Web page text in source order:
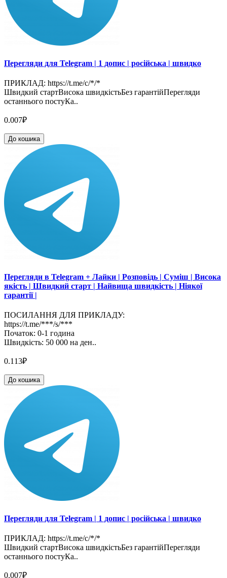
Перегляди для Telegram | 1 допис | російська | швидко
ПРИКЛАД: https://t.me/c/*/*
Швидкий стартВисока швидкістьБез гарантійПерегляди
останнього постуКа..
0.007₽
До кошика
Перегляди в Telegram + Лайки | Розповідь | Суміш | Висока
якість | Швидкий старт | Найвища швидкість | Ніякої
гарантії |
ПОСИЛАННЯ ДЛЯ ПРИКЛАДУ:
https://t.me/***/s/***
Початок: 0-1 година
Швидкість: 50 000 на ден..
0.113₽
До кошика
Перегляди для Telegram | 1 допис | російська | швидко
ПРИКЛАД: https://t.me/c/*/*
Швидкий стартВисока швидкістьБез гарантійПерегляди
останнього постуКа..
0.007₽